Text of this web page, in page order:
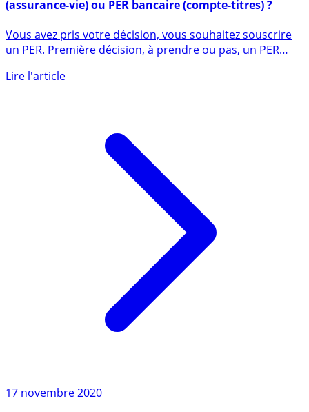
(assurance-vie) ou PER bancaire (compte-titres) ?
un PER. Première décision, à prendre ou pas, un PER